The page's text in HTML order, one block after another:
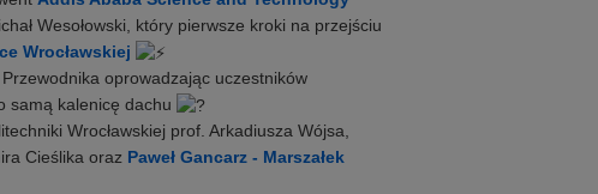
Wesołowski, który pierwsze kroki na przejściu
Wrocławskiej
oprowadzając uczestników
samą kalenicę dachu
Wrocławskiej prof. Arkadiusza Wójsa,
Cieślika oraz Paweł Gancarz - Marszałek